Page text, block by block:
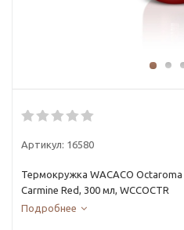
Артикул: 16580
Термокружка WACACO Octaroma
Carmine Red, 300 мл, WCCOCTR
Подробнее